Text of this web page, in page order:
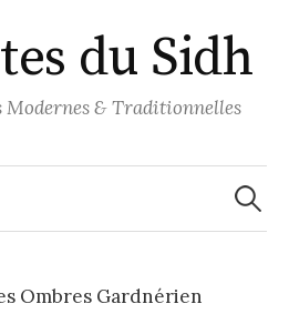
du Sidh
Modernes & Traditionnelles
Ombres Gardnérien